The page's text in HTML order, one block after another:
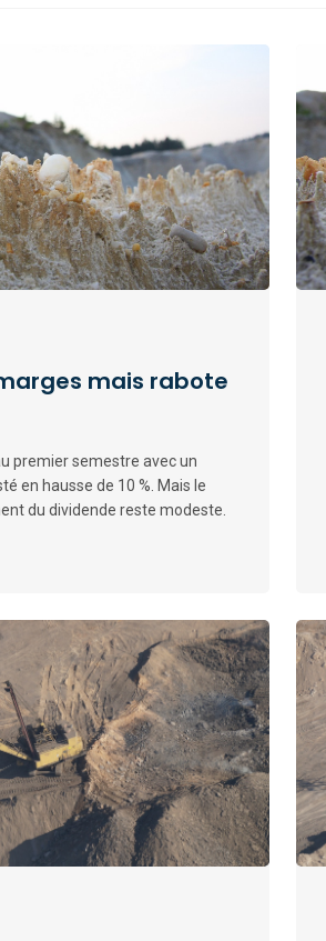
mais rabote
premier semestre avec un
en hausse de 10 %. Mais le
du dividende reste modeste.